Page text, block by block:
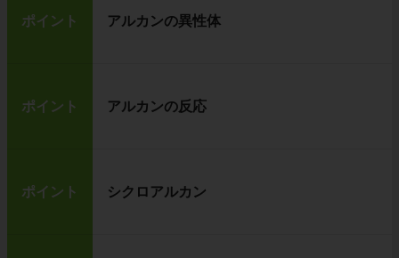
ポイント アルカンの異性体
ポイント アルカンの反応
ポイント シクロアルカン